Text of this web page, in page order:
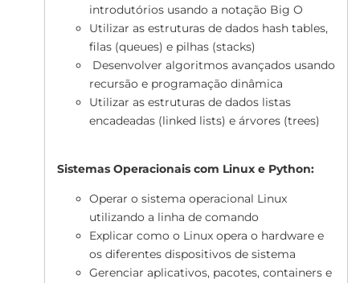
introdutórios usando a notação Big O
Utilizar as estruturas de dados hash tables,
filas (queues) e pilhas (stacks)
Desenvolver algoritmos avançados usando
recursão e programação dinâmica
Utilizar as estruturas de dados listas
encadeadas (linked lists) e árvores (trees)
Sistemas Operacionais com Linux e Python:
Operar o sistema operacional Linux
utilizando a linha de comando
Explicar como o Linux opera o hardware e
os diferentes dispositivos de sistema
Gerenciar aplicativos, pacotes, containers e